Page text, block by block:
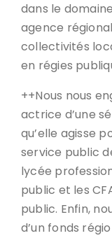
dans le
agence
collectivités
en régies
++Nous nous
actrice d’une
qu’elle agisse
service public
lycée
public et les
public. Enfin,
d’un fonds